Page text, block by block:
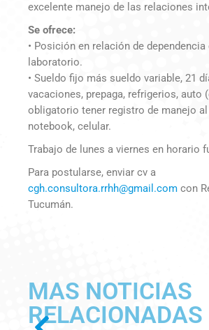
excelente manejo de las relaciones
Se ofrece:
• Posición en relación de dependencia
laboratorio.
• Sueldo fijo más sueldo variable, 21
vacaciones, prepaga, refrigerios, auto
obligatorio tener registro de manejo al
notebook, celular.
Trabajo de lunes a viernes en horario
Para postularse, enviar cv a
cgh.consultora.rrhh@gmail.com con
Tucumán.
MAS NOTICIAS
RELACIONADAS